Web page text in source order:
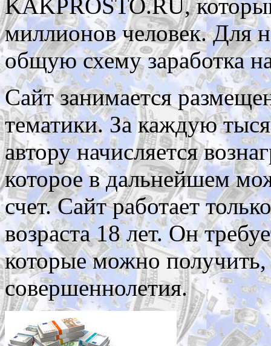
KAKPROSTO.RU,
миллионов человек. Для
общую схему заработка
Сайт занимается
тематики. За каждую
автору начисляется
которое в дальнейшем
счет. Сайт работает
возраста 18 лет. Он
которые можно получить,
совершеннолетия.